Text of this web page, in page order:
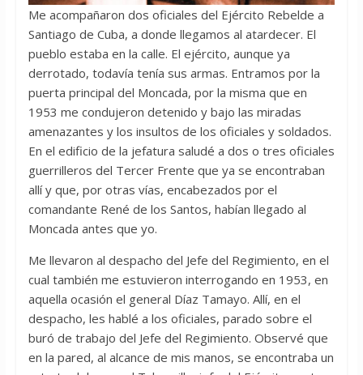
Me acompañaron dos oficiales del Ejército Rebelde a
Santiago de Cuba, a donde llegamos al atardecer. El
pueblo estaba en la calle. El ejército, aunque ya
derrotado, todavía tenía sus armas. Entramos por la
puerta principal del Moncada, por la misma que en
1953 me condujeron detenido y bajo las miradas
amenazantes y los insultos de los oficiales y soldados.
En el edificio de la jefatura saludé a dos o tres oficiales
guerrilleros del Tercer Frente que ya se encontraban
allí y que, por otras vías, encabezados por el
comandante René de los Santos, habían llegado al
Moncada antes que yo.
Me llevaron al despacho del Jefe del Regimiento, en el
cual también me estuvieron interrogando en 1953, en
aquella ocasión el general Díaz Tamayo. Allí, en el
despacho, les hablé a los oficiales, parado sobre el
buró de trabajo del Jefe del Regimiento. Observé que
en la pared, al alcance de mis manos, se encontraba un